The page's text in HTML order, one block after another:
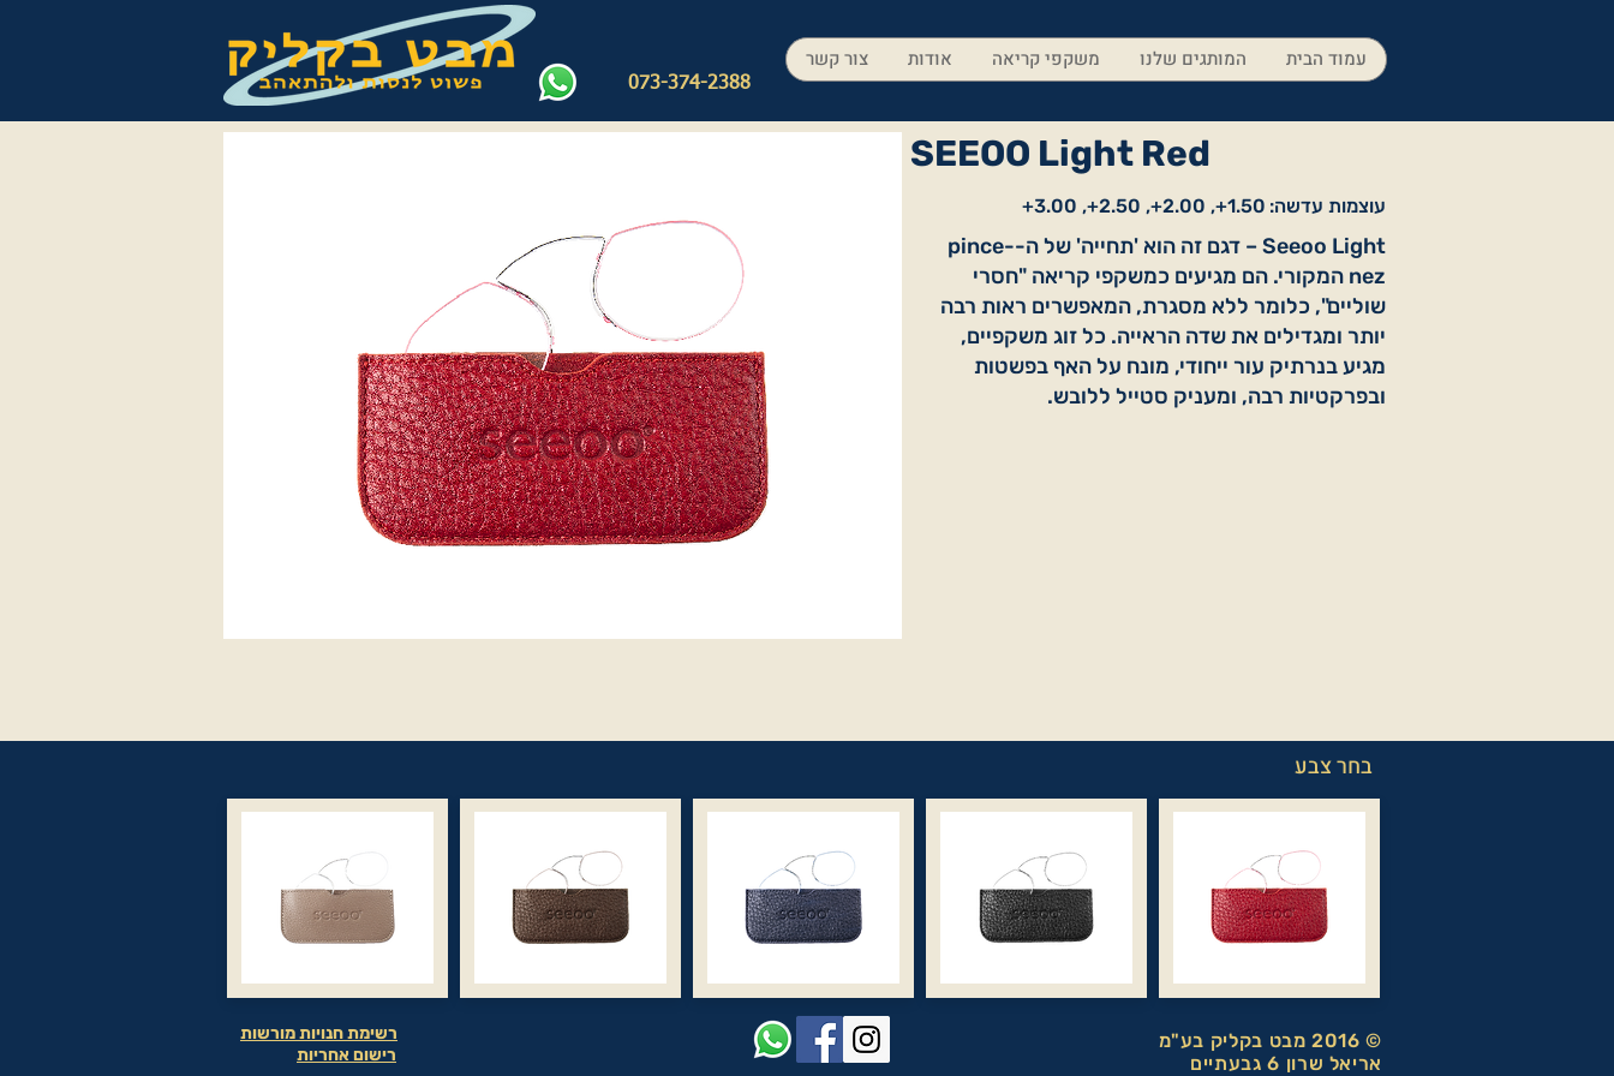
073-374-2388
עמוד הבית המותגים שלנו משקפי קריאה אודות צור קשר
SEEOO Light Red
1.50+, 2.00+, 2.50+, 3.00+ עוצמות עדשה:
Seeoo Light – דגם זה הוא 'תחייה' של ה-pince-
nez המקורי. הם מגיעים כמשקפי קריאה "חסרי
שוליים", כלומר ללא מסגרת, המאפשרים ראות רבה
יותר ומגדילים את שדה הראייה. כל זוג משקפיים,
מגיע בנרתיק עור ייחודי, מונח על האף בפשטות
ובפרקטיות רבה, ומעניק סטייל ללובש.
בחר צבע
רשימת חנויות מורשות
רישום אחריות
© 2016 מבט בקליק בע"מ
אריאל שרון 6 גבעתיים